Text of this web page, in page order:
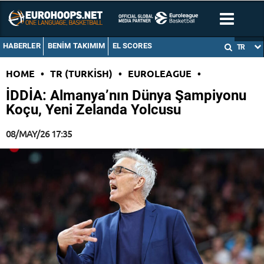
HABERLER BENIM TAKIMIM EL SCORES TR
HOME • TR (TURKISH) • EUROLEAGUE •
İDDİA: Almanya’nın Dünya Şampiyonu
Koçu, Yeni Zelanda Yolcusu
08/MAY/26 17:35